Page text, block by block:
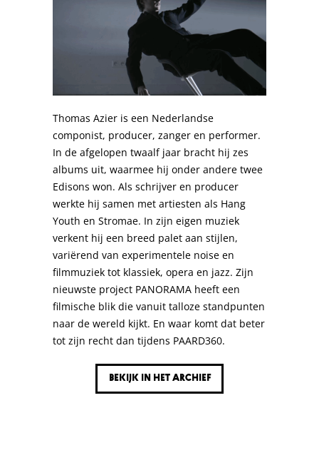
Thomas Azier is een Nederlandse
componist, producer, zanger en performer.
In de afgelopen twaalf jaar bracht hij zes
albums uit, waarmee hij onder andere twee
Edisons won. Als schrijver en producer
werkte hij samen met artiesten als Hang
Youth en Stromae. In zijn eigen muziek
verkent hij een breed palet aan stijlen,
variërend van experimentele noise en
filmmuziek tot klassiek, opera en jazz. Zijn
nieuwste project PANORAMA heeft een
filmische blik die vanuit talloze standpunten
naar de wereld kijkt. En waar komt dat beter
tot zijn recht dan tijdens PAARD360.
Bekijk in het archief